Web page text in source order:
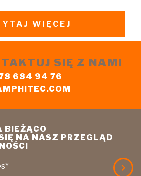
WIĘCEJ
SIĘ Z NAMI
684 94 76
BIEŻĄCO
NA NASZ PRZEGLĄD